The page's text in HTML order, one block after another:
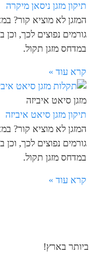
תיקון מזגן ניסאן מיקרה
המזגן לא מוציא קור?
גורמים נפוצים לכך, וכן
במדחס מזגן תקול.
קרא עוד »
מזגן סיאט איביזה
תיקון מזגן סיאט איביזה
המזגן לא מוציא קור?
גורמים נפוצים לכך, וכן
במדחס מזגן תקול.
קרא עוד »
ביותר בארץ!